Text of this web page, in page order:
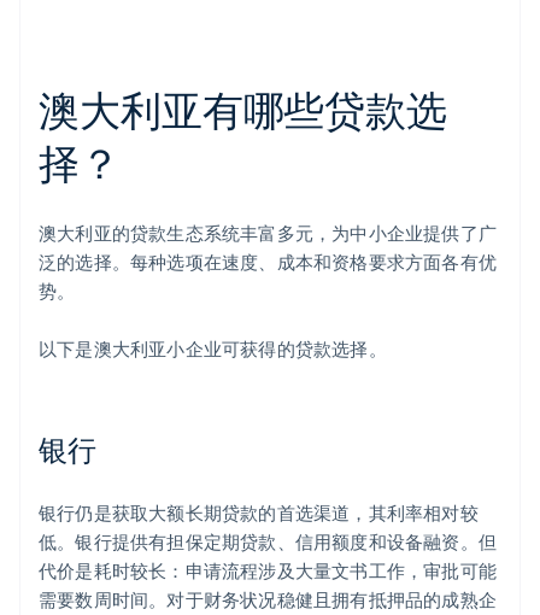
澳大利亚有哪些贷款选
择？
澳大利亚的贷款生态系统丰富多元，为中小企业提供了广
泛的选择。每种选项在速度、成本和资格要求方面各有优
势。
以下是澳大利亚小企业可获得的贷款选择。
银行
银行仍是获取大额长期贷款的首选渠道，其利率相对较
低。银行提供有担保定期贷款、信用额度和设备融资。但
代价是耗时较长：申请流程涉及大量文书工作，审批可能
需要数周时间。对于财务状况稳健且拥有抵押品的成熟企